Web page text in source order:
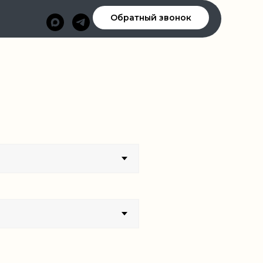
Обратный звонок